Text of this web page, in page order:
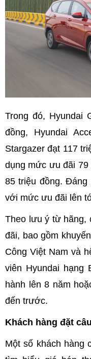
Trong đó, Hyundai
đồng, Hyundai
Stargazer đạt 117
dụng mức ưu đãi 79
85 triệu đồng. Đáng
với mức ưu đãi lên
Theo lưu ý từ hãng,
đãi, bao gồm
Công Việt Nam và
viên Hyundai hạng
hành lên 8 năm
đến trước.
Khách hàng đặt
Một số khách hàng